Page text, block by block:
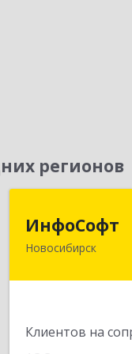
регионов
ИнфоСофт
Новосибирск
Клиентов на